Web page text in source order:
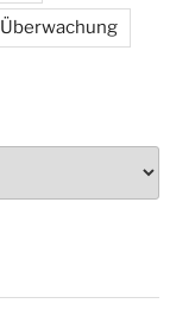
Überwachung